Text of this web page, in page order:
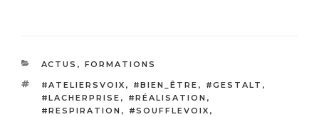
CATÉGORIES
ACTUS , FORMATIONS
ÉTIQUETTES
#ATELIERSVOIX , #BIEN_ÊTRE , #GESTALT ,
#LACHERPRISE , #RÉALISATION ,
#RESPIRATION , #SOUFFLEVOIX ,